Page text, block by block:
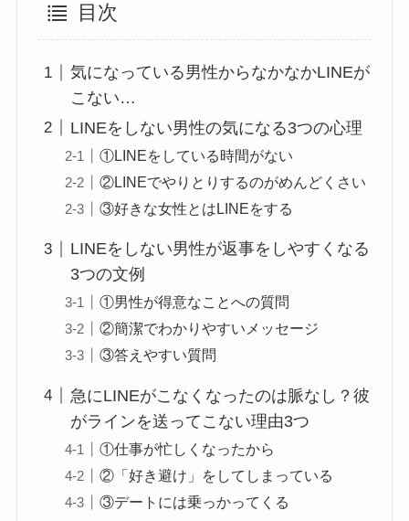
目次
気になっている男性からなかなかLINEが
こない…
LINEをしない男性の気になる3つの心理
①LINEをしている時間がない
②LINEでやりとりするのがめんどくさい
③好きな女性とはLINEをする
LINEをしない男性が返事をしやすくなる
3つの文例
①男性が得意なことへの質問
②簡潔でわかりやすいメッセージ
③答えやすい質問
急にLINEがこなくなったのは脈なし？彼
がラインを送ってこない理由3つ
①仕事が忙しくなったから
②「好き避け」をしてしまっている
③デートには乗っかってくる